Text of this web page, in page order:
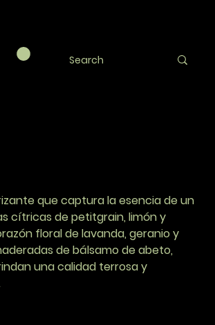
que captura la esencia de un
cítricas de petitgrain, limón y
floral de lavanda, geranio y
de bálsamo de abeto,
una calidad terrosa y